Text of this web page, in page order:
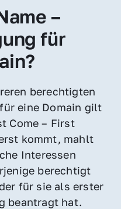
–
für
berechtigten
eine Domain gilt
Come – First
kommt, mahlt
Interessen
berechtigt
für sie als erster
beantragt hat.